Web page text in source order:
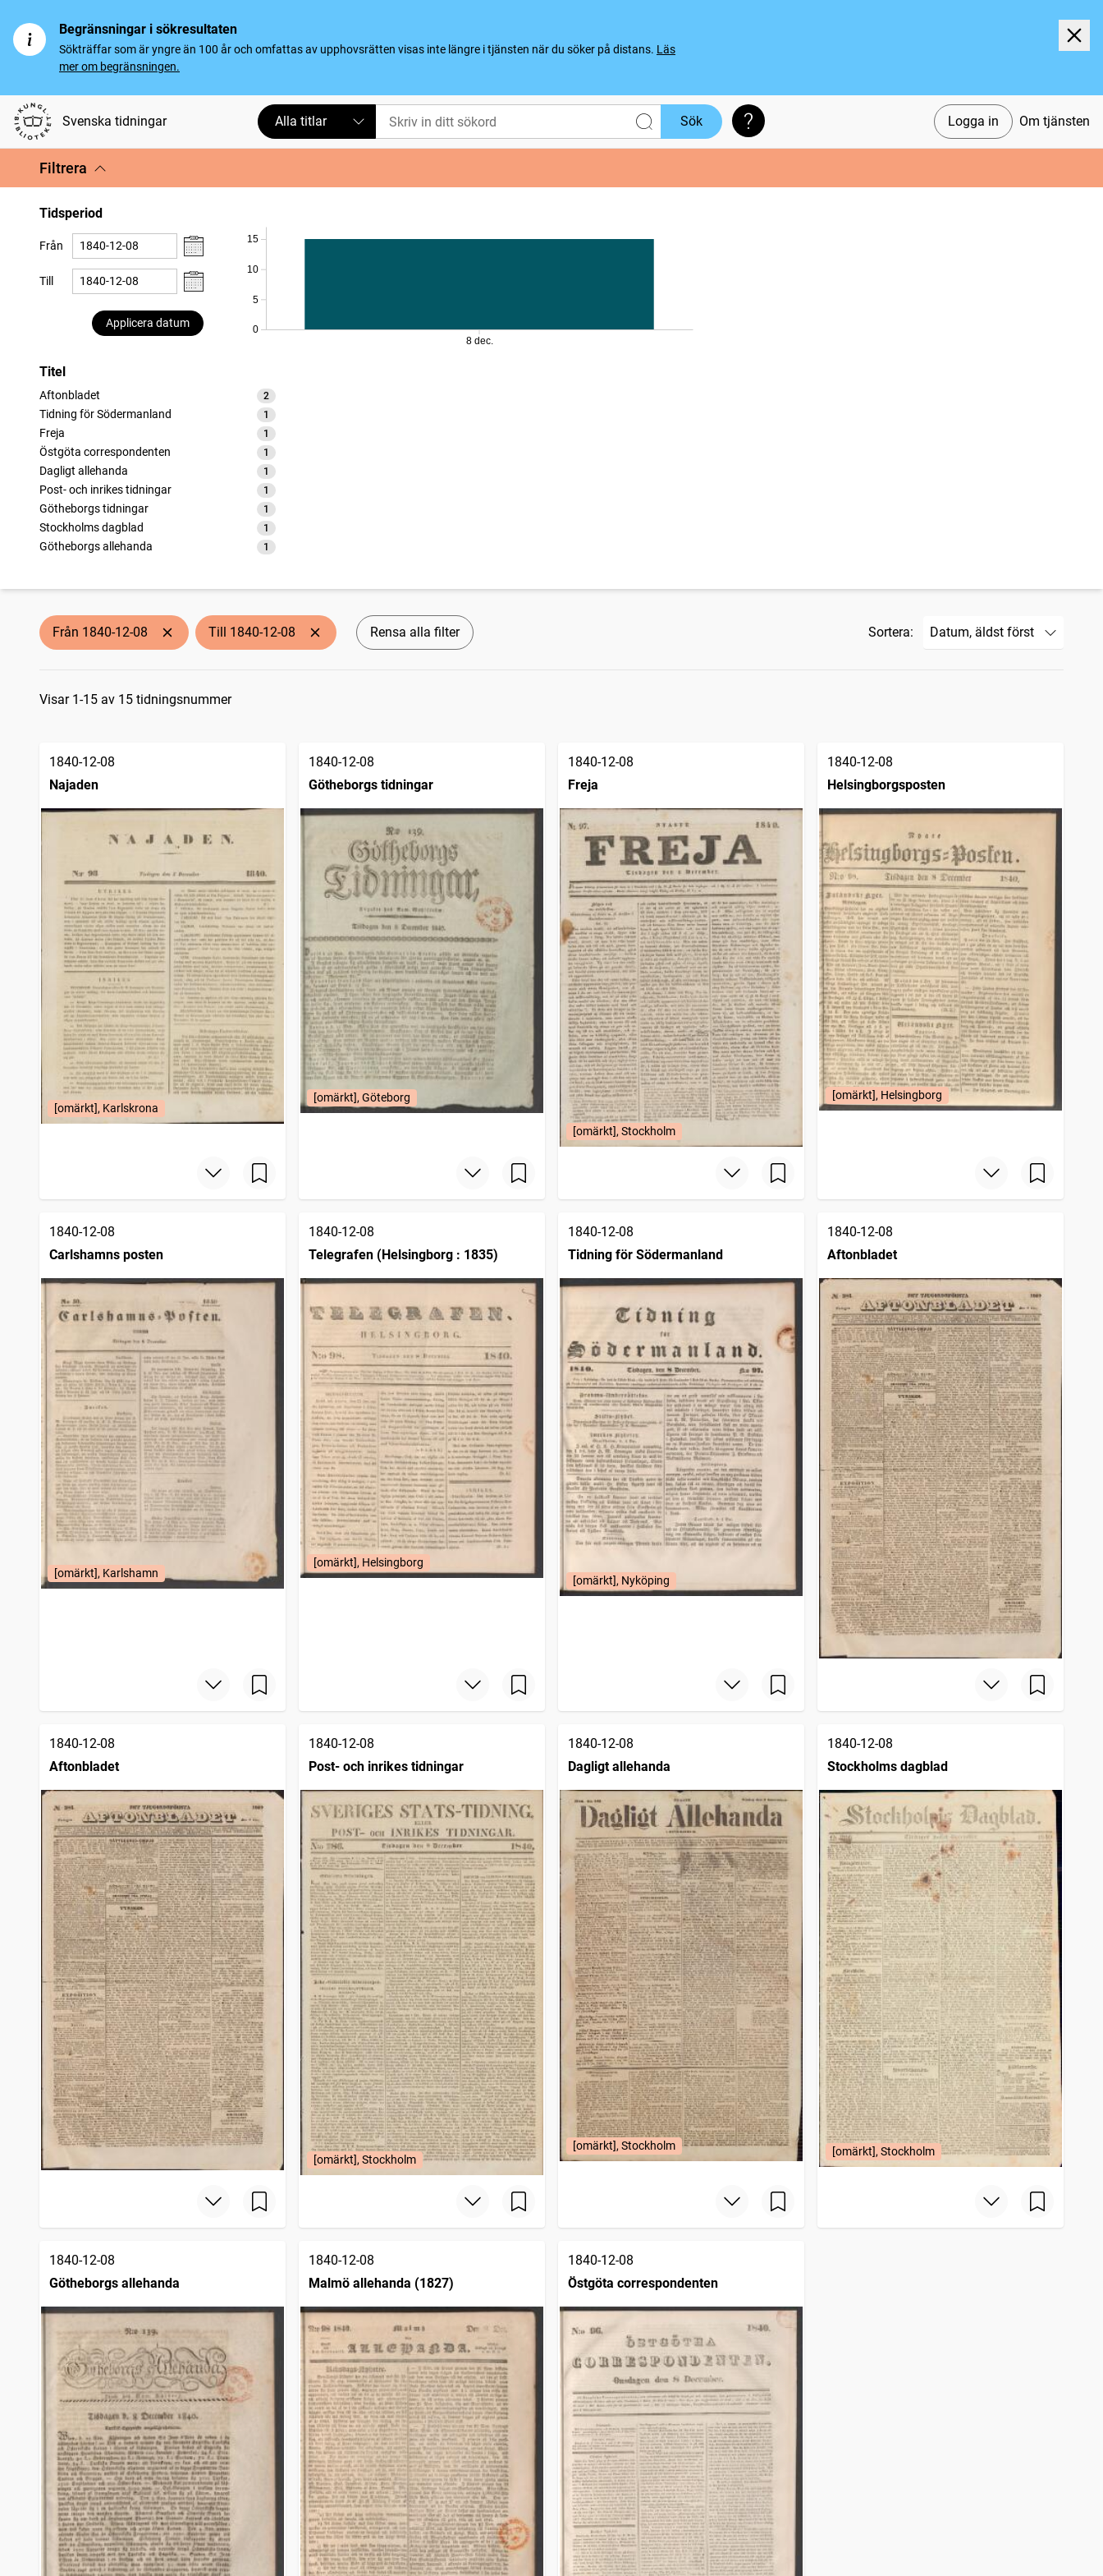
Begränsningar i sökresultaten
Sökträffar som är yngre än 100 år och omfattas av upphovsrätten visas inte längre i tjänsten när du söker på distans. Läs
mer om begränsningen.
Svenska tidningar Logga in Om tjänsten
Alla titlar Sök Söktips
Filtrera
Tidsperiod
Från
Till
Applicera datum
0
5
10
15
8 dec.
Titel
Aftonbladet 2
träffar
Tidning för Södermanland
1
träffar
Freja
1
träffar
Östgöta correspondenten
1
träffar
Dagligt allehanda
1
träffar
Post- och inrikes tidningar
1
träffar
Götheborgs tidningar
1
träffar
Stockholms dagblad
1
träffar
Götheborgs allehanda
1
träffar
träffar
Carlshamns posten
träffar
Najaden
träffar
Från 1840-12-08 Till 1840-12-08 Rensa alla filter Sortera:
Sökresultat
Visar 1-15 av 15 tidningsnummer
1840-12-08
Najaden
[omärkt], Karlskrona
1840-12-08
Götheborgs tidningar
[omärkt], Göteborg
1840-12-08
Freja
[omärkt], Stockholm
1840-12-08
Helsingborgsposten
[omärkt], Helsingborg
1840-12-08
Carlshamns posten
[omärkt], Karlshamn
1840-12-08
Telegrafen (Helsingborg : 1835)
[omärkt], Helsingborg
1840-12-08
Tidning för Södermanland
[omärkt], Nyköping
1840-12-08
Aftonbladet
1840-12-08
Aftonbladet
1840-12-08
Post- och inrikes tidningar
[omärkt], Stockholm
1840-12-08
Dagligt allehanda
[omärkt], Stockholm
1840-12-08
Stockholms dagblad
[omärkt], Stockholm
1840-12-08
Götheborgs allehanda
1840-12-08
Malmö allehanda (1827)
1840-12-08
Östgöta correspondenten